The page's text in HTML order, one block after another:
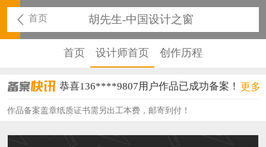
首页 胡先生-中国设计之窗
首页 设计师首页 创作历程
恭喜136****9807用户作品已成功备案！
恭喜159****4930用户作品已成功备案！
恭喜150****6483用户作品已成功备案！
更多
作品备案盖章纸质证书需另出工本费，邮寄到付！